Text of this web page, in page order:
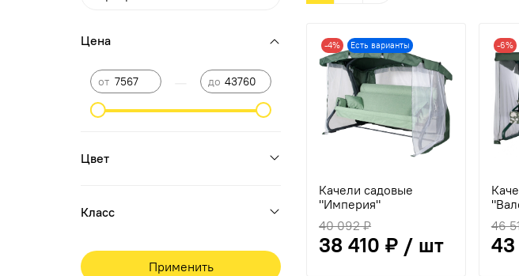
-4% Есть варианты
Качели садовые
"Империя"
40 092 ₽
38 410 ₽ / шт
-6%
46
Цена
от до
Цвет
Класс
Применить